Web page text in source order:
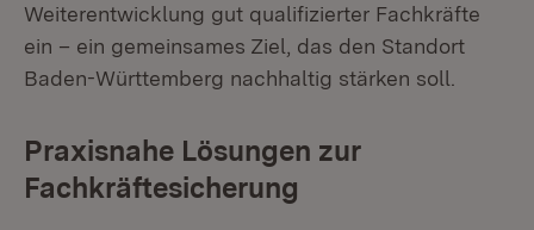
Weiterentwicklung gut qualifizierter Fachkräfte
ein – ein gemeinsames Ziel, das den Standort
Baden-Württemberg nachhaltig stärken soll.
Praxisnahe Lösungen zur
Fachkräftesicherung